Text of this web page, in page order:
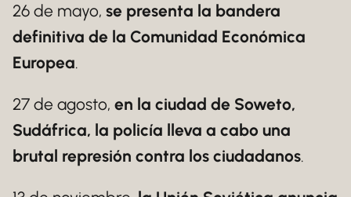
26 de mayo, se presenta la bandera
definitiva de la Comunidad Económica
Europea.
27 de agosto, en la ciudad de Soweto,
Sudáfrica, la policía lleva a cabo una
brutal represión contra los ciudadanos.